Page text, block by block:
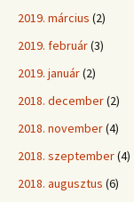
2019. március (2)
2019. február(3)
2019. január(2)
2018. december(2)
2018. november(4)
2018. szeptember(4)
2018. augusztus (6)